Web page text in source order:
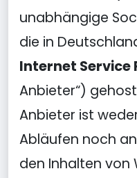
unabhängige
die in
Internet Service
Anbieter“)
Anbieter ist
Abläufen noch
den Inhalten von